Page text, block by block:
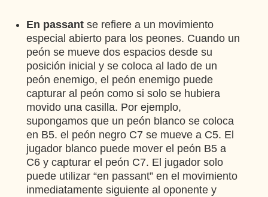
En passant se refiere a un movimiento
especial abierto para los peones. Cuando un
peón se mueve dos espacios desde su
posición inicial y se coloca al lado de un
peón enemigo, el peón enemigo puede
capturar al peón como si solo se hubiera
movido una casilla. Por ejemplo,
supongamos que un peón blanco se coloca
en B5. el peón negro C7 se mueve a C5. El
jugador blanco puede mover el peón B5 a
C6 y capturar el peón C7. El jugador solo
puede utilizar “en passant” en el movimiento
inmediatamente siguiente al oponente y